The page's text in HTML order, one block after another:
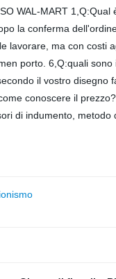
WAL-MART 1,Q:Qual
la conferma
lavorare, ma con costi
porto. 6,Q:quali
il vostro disegno
conoscere il
di indumento,